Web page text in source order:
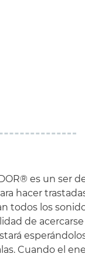
es un ser
hacer
todos los
de
Cuando el